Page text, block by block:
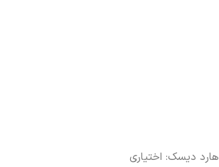
هارد دیسک: اختیاری